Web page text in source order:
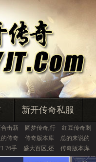
新开传奇私服
击新 圆梦传奇,行
红豆传奇刺
传奇 传奇版本库
总的来说的
手 盛大百区,还 传奇版本库